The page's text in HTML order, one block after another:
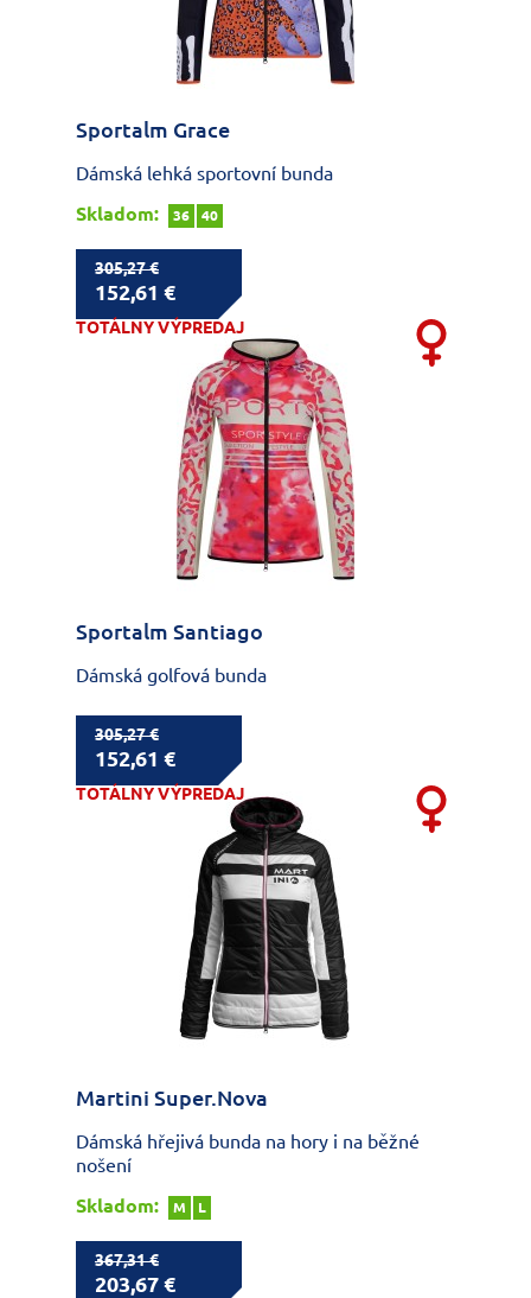
Sportalm Grace
Dámská lehká sportovní bunda
Skladom:
36 40
305,27 €
152,61 €
TOTÁLNY VÝPREDAJ
Sportalm Santiago
Dámská golfová bunda
305,27 €
152,61 €
TOTÁLNY VÝPREDAJ
Martini Super.Nova
Dámská hřejivá bunda na hory i na běžné
nošení
Skladom:
M L
367,31 €
203,67 €